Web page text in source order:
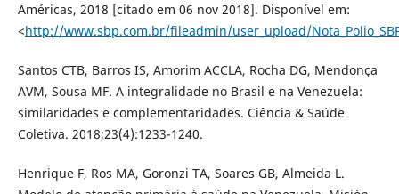
Américas, 2018 [citado em 06 nov 2018]. Disponível em:
<http://www.sbp.com.br/fileadmin/user_upload/
Santos CTB, Barros IS, Amorim ACCLA, Rocha DG, Mendonça
AVM, Sousa MF. A integralidade no Brasil e na Venezuela:
similaridades e complementaridades. Ciência & Saúde
Coletiva. 2018;23(4):1233-1240.
Henrique F, Ros MA, Goronzi TA, Soares GB, Almeida L.